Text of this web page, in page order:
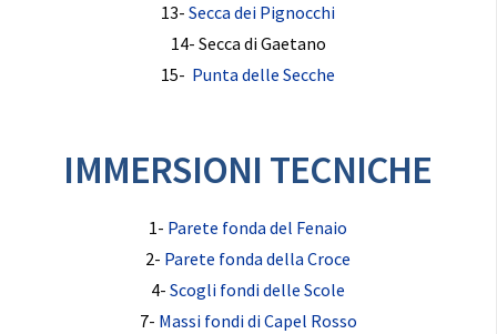
13- Secca dei Pignocchi
14- Secca di Gaetano
15- Punta delle Secche
IMMERSIONI TECNICHE
1- Parete fonda del Fenaio
2- Parete fonda della Croce
4- Scogli fondi delle Scole
7- Massi fondi di Capel Rosso